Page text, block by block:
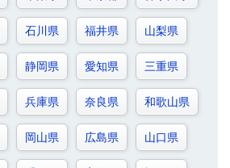
石川県 福井県 山梨県
静岡県 愛知県 三重県
兵庫県 奈良県 和歌山県
岡山県 広島県 山口県